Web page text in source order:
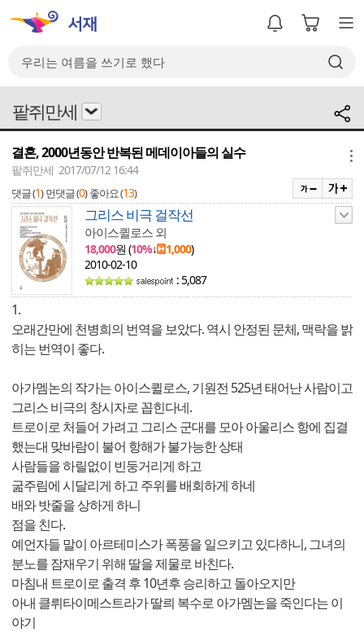
팥쥐만세
결혼, 2000년동안 반복된 메데이아들의 실수
팥쥐만세 2017/07/12 16:44
댓글 (1) 먼댓글 (0) 좋아요 (13)
그리스 비극 걸작선
아이스퀼로스 외
18,000원 (10%↓ 1,000)
2010-02-10
: 5,087
1.
오래간만에 천병희의 번역을 보았다. 역시 안정된 문체, 맥락을 밝
히는 번역이 좋다.
아가멤논의 작가는 아이스퀼로스, 기원전 525년 태어난 사람이고
그리스 비극의 창시자로 꼽힌다네.
트로이로 처들어 가려고 그리스 군대를 모아 아울리스 항에 집결
했는대 맞바람이 불어 항해가 불가능한 상태
사람들을 하릴없이 빈둥거리게 하고
굶주림에 시달리게 하고 주위를 배회하게 하네
배와 밧줄을 상하게 하니
점을 친다.
예언자들 말이 아르테미스가 폭풍을 일으키고 있다하니, 그녀의
분노를 잠재우기 위해 딸을 제물로 바친다.
마침내 트로이로 출격 후 10년후 승리하고 돌아오지만
아내 클뤼타이메스트라가 딸릐 복수로 아가멤논을 죽인다는 이
야기